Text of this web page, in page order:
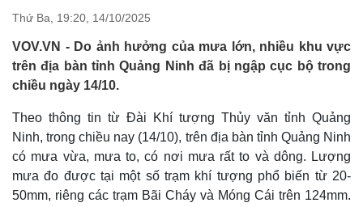
Nhận diện sự thật
Việc làm
Biển đảo
Thứ Ba, 19:20, 14/10/2025
VOV.VN - Do ảnh hưởng của mưa lớn, nhiều khu vực
trên địa bàn tỉnh Quảng Ninh đã bị ngập cục bộ trong
chiều ngày 14/10.
Theo thông tin từ Đài Khí tượng Thủy văn tỉnh Quảng
Ninh, trong chiều nay (14/10), trên địa bàn tỉnh Quảng Ninh
có mưa vừa, mưa to, có nơi mưa rất to và dông. Lượng
mưa đo được tại một số trạm khí tượng phổ biến từ 20-
50mm, riêng các trạm Bãi Cháy và Móng Cái trên 124mm.